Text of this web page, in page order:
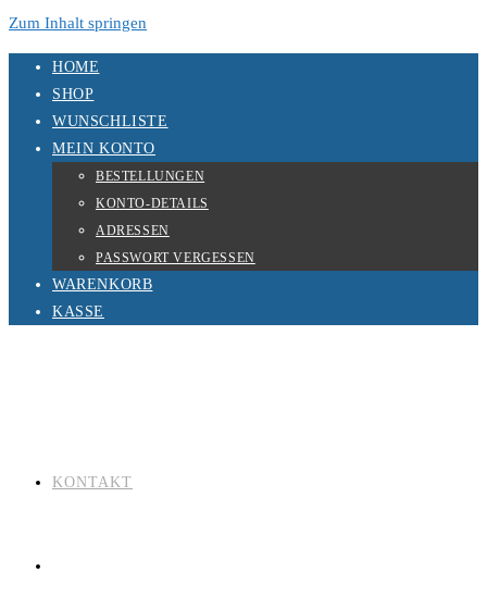
Zum Inhalt springen
HOME
SHOP
WUNSCHLISTE
MEIN KONTO
BESTELLUNGEN
KONTO-DETAILS
ADRESSEN
PASSWORT VERGESSEN
WARENKORB
KASSE
KONTAKT